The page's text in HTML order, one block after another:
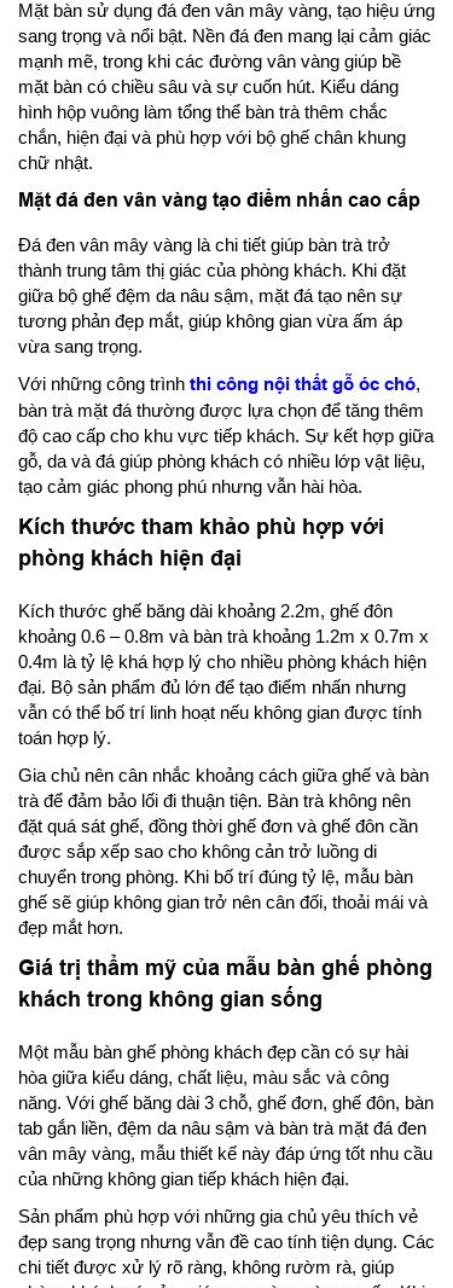
Mặt bàn sử dụng đá đen vân mây vàng, tạo hiệu ứng
sang trọng và nổi bật. Nền đá đen mang lại cảm giác
mạnh mẽ, trong khi các đường vân vàng giúp bề
mặt bàn có chiều sâu và sự cuốn hút. Kiểu dáng
hình hộp vuông làm tổng thể bàn trà thêm chắc
chắn, hiện đại và phù hợp với bộ ghế chân khung
chữ nhật.
Mặt đá đen vân vàng tạo điểm nhấn cao cấp
Đá đen vân mây vàng là chi tiết giúp bàn trà trở
thành trung tâm thị giác của phòng khách. Khi đặt
giữa bộ ghế đệm da nâu sậm, mặt đá tạo nên sự
tương phản đẹp mắt, giúp không gian vừa ấm áp
vừa sang trọng.
Với những công trình thi công nội thất gỗ óc chó,
bàn trà mặt đá thường được lựa chọn để tăng thêm
độ cao cấp cho khu vực tiếp khách. Sự kết hợp giữa
gỗ, da và đá giúp phòng khách có nhiều lớp vật liệu,
tạo cảm giác phong phú nhưng vẫn hài hòa.
Kích thước tham khảo phù hợp với
phòng khách hiện đại
Kích thước ghế băng dài khoảng 2.2m, ghế đôn
khoảng 0.6 – 0.8m và bàn trà khoảng 1.2m x 0.7m x
0.4m là tỷ lệ khá hợp lý cho nhiều phòng khách hiện
đại. Bộ sản phẩm đủ lớn để tạo điểm nhấn nhưng
vẫn có thể bố trí linh hoạt nếu không gian được tính
toán hợp lý.
Gia chủ nên cân nhắc khoảng cách giữa ghế và bàn
trà để đảm bảo lối đi thuận tiện. Bàn trà không nên
đặt quá sát ghế, đồng thời ghế đơn và ghế đôn cần
được sắp xếp sao cho không cản trở luồng di
chuyển trong phòng. Khi bố trí đúng tỷ lệ, mẫu bàn
ghế sẽ giúp không gian trở nên cân đối, thoải mái và
đẹp mắt hơn.
Giá trị thẩm mỹ của mẫu bàn ghế phòng
khách trong không gian sống
Một mẫu bàn ghế phòng khách đẹp cần có sự hài
hòa giữa kiểu dáng, chất liệu, màu sắc và công
năng. Với ghế băng dài 3 chỗ, ghế đơn, ghế đôn, bàn
tab gắn liền, đệm da nâu sậm và bàn trà mặt đá đen
vân mây vàng, mẫu thiết kế này đáp ứng tốt nhu cầu
của những không gian tiếp khách hiện đại.
Sản phẩm phù hợp với những gia chủ yêu thích vẻ
đẹp sang trọng nhưng vẫn đề cao tính tiện dụng. Các
chi tiết được xử lý rõ ràng, không rườm rà, giúp